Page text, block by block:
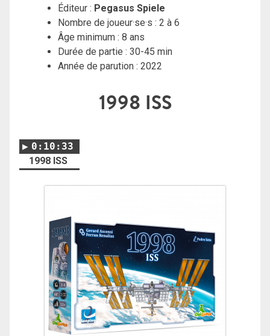
Éditeur : Pegasus Spiele
Nombre de joueur·se·s : 2 à 6
Âge minimum : 8 ans
Durée de partie : 30-45 min
Année de parution : 2022
1998 ISS
0:10:33
1998 ISS